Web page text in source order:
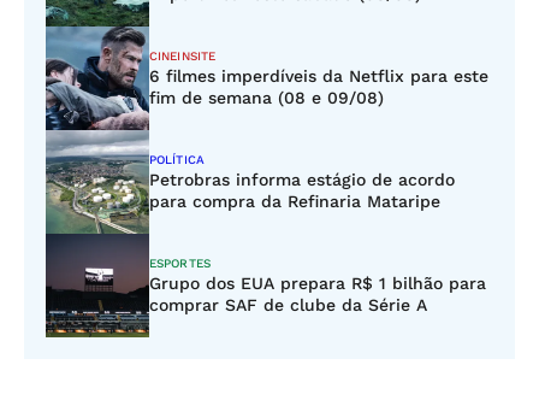
CINEINSITE
6 filmes imperdíveis da Netflix para este
fim de semana (08 e 09/08)
POLÍTICA
Petrobras informa estágio de acordo
para compra da Refinaria Mataripe
ESPORTES
Grupo dos EUA prepara R$ 1 bilhão para
comprar SAF de clube da Série A